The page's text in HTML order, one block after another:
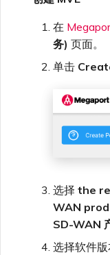
在
务) 页面。
单击
选择 the
WAN
SD-WAN
选择软件版